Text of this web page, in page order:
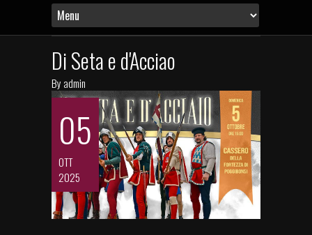
Di Seta e d'Acciao
By admin
05
OTT
2025